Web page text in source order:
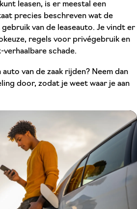
leasen, is er meestal een
precies beschreven wat de
van de leaseauto. Je vindt er
regels voor privégebruik en
schade.
van de zaak rijden? Neem dan
door, zodat je weet waar je aan